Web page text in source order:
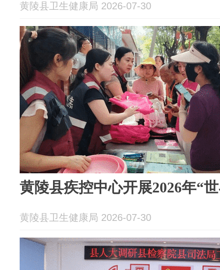
黄陵县卫生健康局 2026-07-30
黄陵县疾控中心开展2026年“
黄陵县卫生健康局 2026-07-30